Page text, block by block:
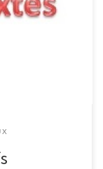
Qualifiés